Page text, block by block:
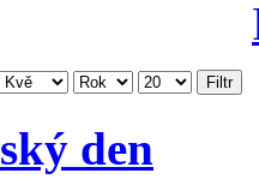
Filtr
den